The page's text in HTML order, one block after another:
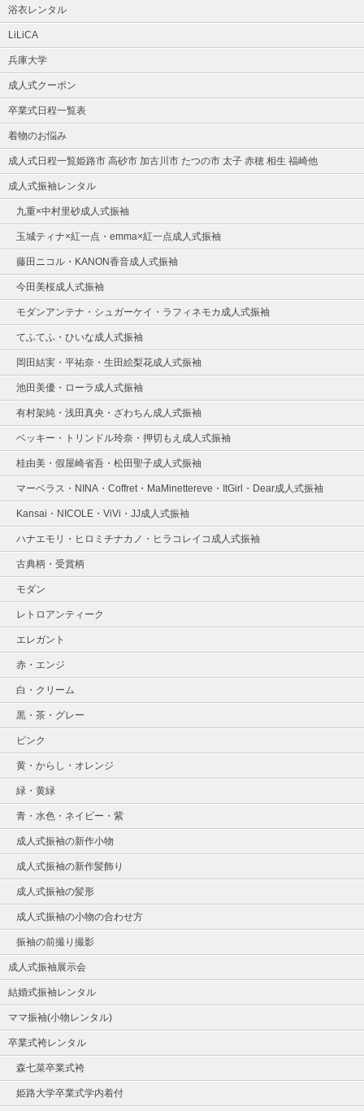
浴衣レンタル
LiLiCA
兵庫大学
成人式クーポン
卒業式日程一覧表
着物のお悩み
成人式日程一覧姫路市 高砂市 加古川市 たつの市 太子 赤穂 相生 福崎他
成人式振袖レンタル
九重×中村里砂成人式振袖
玉城ティナ×紅一点・emma×紅一点成人式振袖
藤田ニコル・KANON香音成人式振袖
今田美桜成人式振袖
モダンアンテナ・シュガーケイ・ラフィネモカ成人式振袖
てふてふ・ひいな成人式振袖
岡田結実・平祐奈・生田絵梨花成人式振袖
池田美優・ローラ成人式振袖
有村架純・浅田真央・ざわちん成人式振袖
ベッキー・トリンドル玲奈・押切もえ成人式振袖
桂由美・假屋崎省吾・松田聖子成人式振袖
マーベラス・NINA・Coffret・MaMinettereve・ItGirl・Dear成人式振袖
Kansai・NICOLE・ViVi・JJ成人式振袖
ハナエモリ・ヒロミチナカノ・ヒラコレイコ成人式振袖
古典柄・受賞柄
モダン
レトロアンティーク
エレガント
赤・エンジ
白・クリーム
黒・茶・グレー
ピンク
黄・からし・オレンジ
緑・黄緑
青・水色・ネイビー・紫
成人式振袖の新作小物
成人式振袖の新作髪飾り
成人式振袖の髪形
成人式振袖の小物の合わせ方
振袖の前撮り撮影
成人式振袖展示会
結婚式振袖レンタル
ママ振袖(小物レンタル)
卒業式袴レンタル
森七菜卒業式袴
姫路大学卒業式学内着付